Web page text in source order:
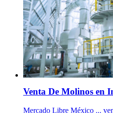
Venta De Molinos en
Mercado Libre México ...